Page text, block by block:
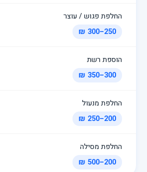
החלפת פגוש / עוצר
250–300 ₪
הוספת רשת
300–350 ₪
החלפת מנעול
200–250 ₪
החלפת מסילה
200–500 ₪